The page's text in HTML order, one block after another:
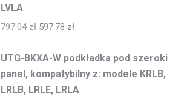
LVLA
797.04zł 597.78 zł
UTG-BKXA-W podkładka pod szeroki
panel, kompatybilny z: modele KRLB,
LRLB, LRLE, LRLA